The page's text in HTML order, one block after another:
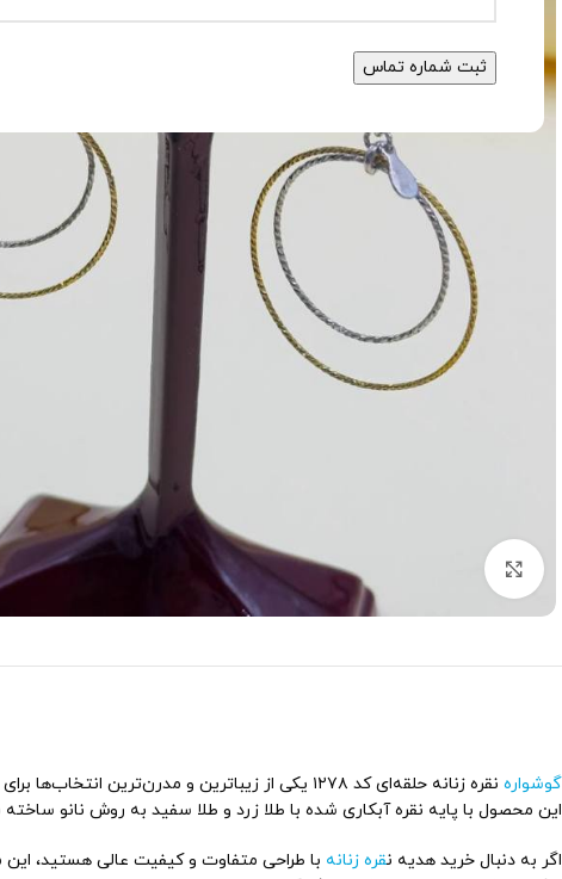
برای بزرگنمایی کلیک کنید
گوشواره
نقره زنانه حلقه‌ای کد ۱۲۷۸ یکی از زیباترین
این محصول با پایه نقره آبکاری شده با طلا زرد و طلا سفید به روش نانو
اگر به دنبال خرید هدیه نقره زنانه با طراحی متفاوت و کیفیت عالی هستید،